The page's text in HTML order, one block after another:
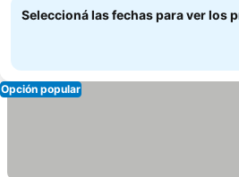
Seleccioná las fechas para ver los
Opción popular